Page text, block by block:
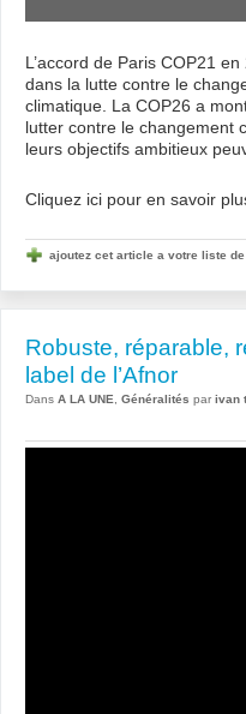
L’accord de Paris COP21
dans la lutte contre le
climatique. La COP26 a
lutter contre le changement
leurs objectifs ambitieux
Cliquez ici pour en savoir
ajoutez cet article a votre liste
Robuste, réparable,
label de l’Afnor
Dans A LA UNE Généralités par ivan